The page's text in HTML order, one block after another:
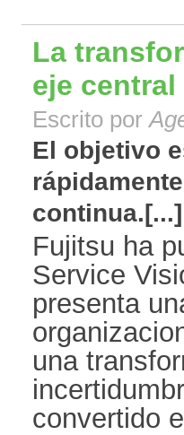
La
eje
Escrito por
El objetivo
continua.[...]
Fujitsu ha
Service
presenta
una
convertido